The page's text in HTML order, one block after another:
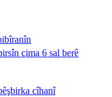
çima 6 sal berê
cîhanî